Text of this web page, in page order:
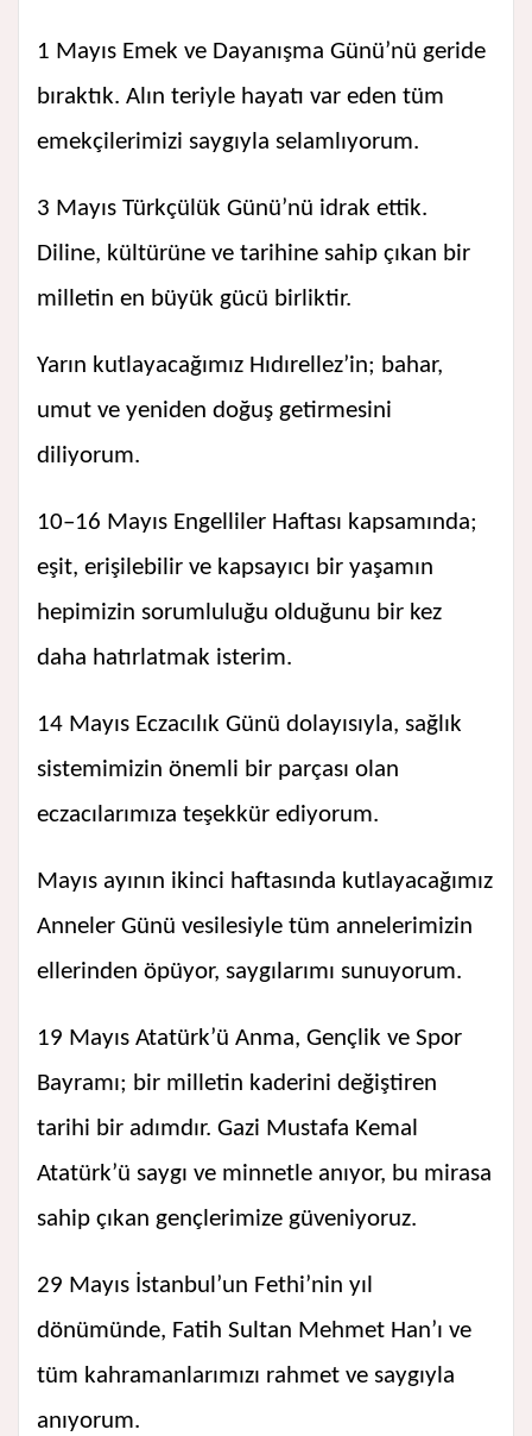
1 Mayıs Emek ve Dayanışma Günü’nü geride
bıraktık. Alın teriyle hayatı var eden tüm
emekçilerimizi saygıyla selamlıyorum.
3 Mayıs Türkçülük Günü’nü idrak ettik.
Diline, kültürüne ve tarihine sahip çıkan bir
milletin en büyük gücü birliktir.
Yarın kutlayacağımız Hıdırellez’in; bahar,
umut ve yeniden doğuş getirmesini
diliyorum.
10–16 Mayıs Engelliler Haftası kapsamında;
eşit, erişilebilir ve kapsayıcı bir yaşamın
hepimizin sorumluluğu olduğunu bir kez
daha hatırlatmak isterim.
14 Mayıs Eczacılık Günü dolayısıyla, sağlık
sistemimizin önemli bir parçası olan
eczacılarımıza teşekkür ediyorum.
Mayıs ayının ikinci haftasında kutlayacağımız
Anneler Günü vesilesiyle tüm annelerimizin
ellerinden öpüyor, saygılarımı sunuyorum.
19 Mayıs Atatürk’ü Anma, Gençlik ve Spor
Bayramı; bir milletin kaderini değiştiren
tarihi bir adımdır. Gazi Mustafa Kemal
Atatürk’ü saygı ve minnetle anıyor, bu mirasa
sahip çıkan gençlerimize güveniyoruz.
29 Mayıs İstanbul’un Fethi’nin yıl
dönümünde, Fatih Sultan Mehmet Han’ı ve
tüm kahramanlarımızı rahmet ve saygıyla
anıyorum.